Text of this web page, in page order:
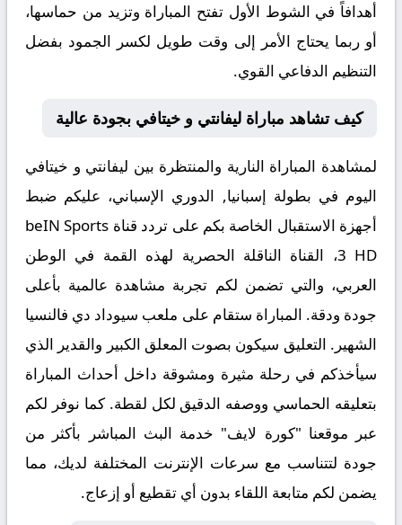
أهدافاً في الشوط الأول تفتح المباراة وتزيد من حماسها،
أو ربما يحتاج الأمر إلى وقت طويل لكسر الجمود بفضل
التنظيم الدفاعي القوي.
كيف تشاهد مباراة ليفانتي و خيتافي بجودة عالية
لمشاهدة المباراة النارية والمنتظرة بين ليفانتي و خيتافي
اليوم في بطولة إسبانيا, الدوري الإسباني، عليكم ضبط
أجهزة الاستقبال الخاصة بكم على تردد قناة beIN Sports
3 HD، القناة الناقلة الحصرية لهذه القمة في الوطن
العربي، والتي تضمن لكم تجربة مشاهدة عالمية بأعلى
جودة ودقة. المباراة ستقام على ملعب سيوداد دي فالنسيا
الشهير. التعليق سيكون بصوت المعلق الكبير والقدير الذي
سيأخذكم في رحلة مثيرة ومشوقة داخل أحداث المباراة
بتعليقه الحماسي ووصفه الدقيق لكل لقطة. كما نوفر لكم
عبر موقعنا "كورة لايف" خدمة البث المباشر بأكثر من
جودة لتتناسب مع سرعات الإنترنت المختلفة لديك، مما
يضمن لكم متابعة اللقاء بدون أي تقطيع أو إزعاج.